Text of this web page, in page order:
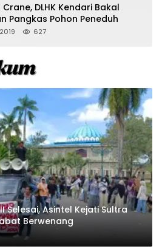
Crane, DLHK Kendari Bakal
Pangkas Pohon Peneduh
627
Selesai, Asintel Kejati Sultra
Berwenang